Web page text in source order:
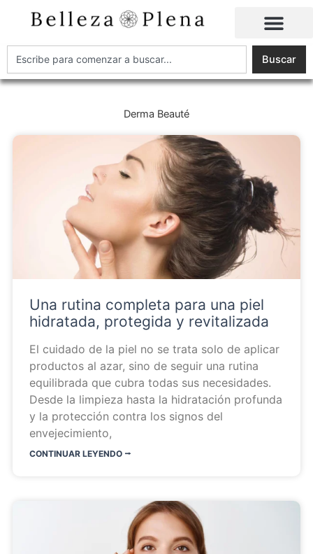
Buscar
Derma Beauté
Una rutina completa para una piel
hidratada, protegida y revitalizada
El cuidado de la piel no se trata solo de aplicar
productos al azar, sino de seguir una rutina
equilibrada que cubra todas sus necesidades.
Desde la limpieza hasta la hidratación profunda
y la protección contra los signos del
envejecimiento,
CONTINUAR LEYENDO ⭬